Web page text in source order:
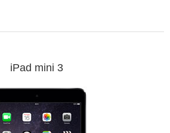
iPad mini 3